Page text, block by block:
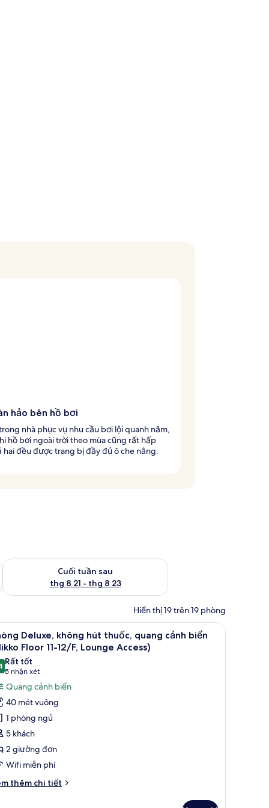
hảo bên hồ bơi
nhà phục vụ nhu cầu bơi lội quanh năm,
hồ bơi ngoài trời theo mùa cũng rất hấp
hai đều được trang bị đầy đủ ô che nắng.
8 14 - thg 8 16
Cuối tuần sau
thg 8 21 - thg 8 23
Kiểm tra lượng phòng cuối tuần tới từ thg 8 21 - thg 8 23
Hiển thị 19 trên 19 phòng
(Nikko Floor 11-12/F, Lounge Access) | Quang cảnh từ phòng
Phòng Deluxe, không hút thuốc, quang
17
Deluxe, không hút thuốc, quang cảnh biển
Floor 11-12/F, Lounge Access)
trên 10
Rất tốt
5 nhận xét
(5
nhận
xét)
Quang cảnh biển
40 mét vuông
1 phòng ngủ
5 khách
2 giường đơn
Wifi miễn phí
thêm chi tiết